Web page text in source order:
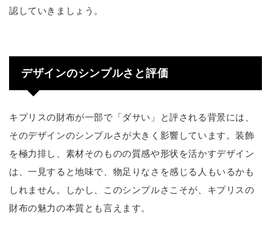
認していきましょう。
デザインのシンプルさと評価
キプリスの財布が一部で「ダサい」と評される背景には、
そのデザインのシンプルさが大きく影響しています。装飾
を極力排し、素材そのものの質感や形状を活かすデザイン
は、一見すると地味で、物足りなさを感じる人もいるかも
しれません。しかし、このシンプルさこそが、キプリスの
財布の魅力の本質とも言えます。